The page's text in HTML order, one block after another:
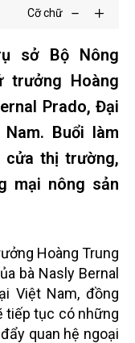
Cỡ chữ
sở Bộ Nông
trưởng Hoàng
Prado, Đại
Buổi làm
cửa thị trường,
mại nông sản
Hoàng Trung
bà Nasly Bernal
Việt Nam, đồng
tiếp tục có những
quan hệ ngoại